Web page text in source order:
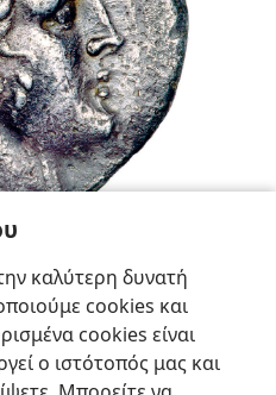
καλύτερη δυνατή
cookies και
cookies είναι
ο ιστότοπός μας και
τετράδραχμου (σίκλος)